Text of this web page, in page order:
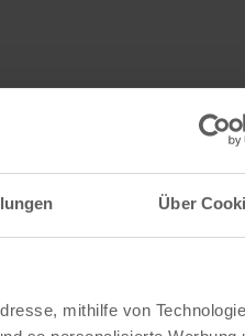
Über
mithilfe von